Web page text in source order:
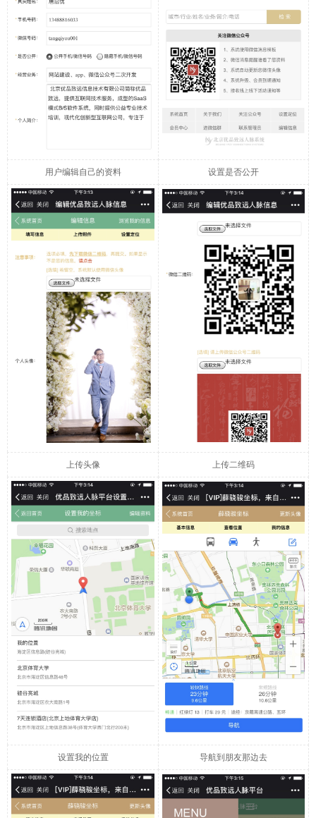
用户编辑自己的资料 设置是否公开
上传头像 上传二维码
设置我的位置 导航到朋友那边去